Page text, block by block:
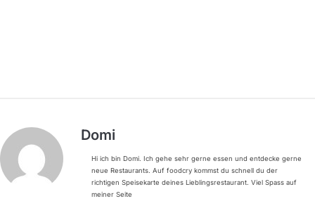
Domi
Hi ich bin Domi. Ich gehe sehr gerne essen und entdecke gerne
neue Restaurants. Auf foodcry kommst du schnell du der
richtigen Speisekarte deines Lieblingsrestaurant. Viel Spass auf
meiner Seite